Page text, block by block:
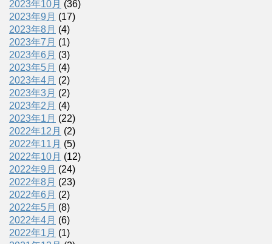
2023年10月 (36)
2023年9月 (17)
2023年8月 (4)
2023年7月 (1)
2023年6月 (3)
2023年5月 (4)
2023年4月 (2)
2023年3月 (2)
2023年2月 (4)
2023年1月 (22)
2022年12月 (2)
2022年11月 (5)
2022年10月 (12)
2022年9月 (24)
2022年8月 (23)
2022年6月 (2)
2022年5月 (8)
2022年4月 (6)
2022年1月 (1)